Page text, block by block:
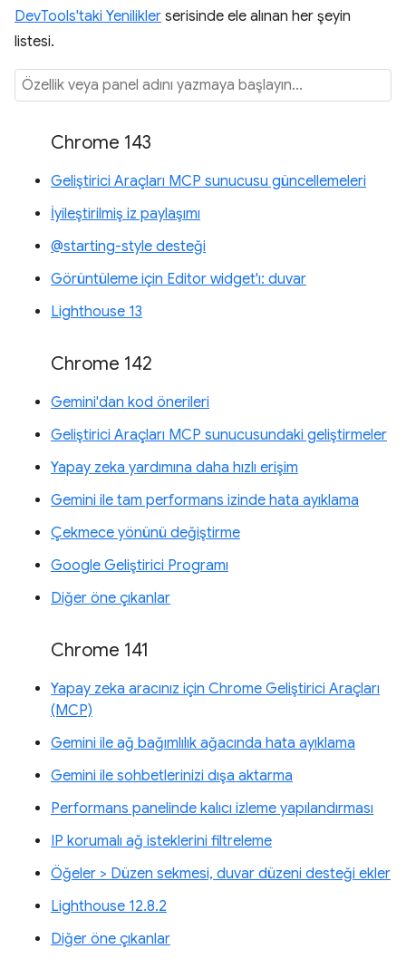
DevTools'taki Yenilikler serisinde ele alınan her şeyin
listesi.
Chrome 143
Geliştirici Araçları MCP sunucusu güncellemeleri
İyileştirilmiş iz paylaşımı
@starting-style desteği
Görüntüleme için Editor widget'ı: duvar
Lighthouse 13
Chrome 142
Gemini'dan kod önerileri
Geliştirici Araçları MCP sunucusundaki geliştirmeler
Yapay zeka yardımına daha hızlı erişim
Gemini ile tam performans izinde hata ayıklama
Çekmece yönünü değiştirme
Google Geliştirici Programı
Diğer öne çıkanlar
Chrome 141
Yapay zeka aracınız için Chrome Geliştirici Araçları
(MCP)
Gemini ile ağ bağımlılık ağacında hata ayıklama
Gemini ile sohbetlerinizi dışa aktarma
Performans panelinde kalıcı izleme yapılandırması
IP korumalı ağ isteklerini filtreleme
Öğeler > Düzen sekmesi, duvar düzeni desteği ekler
Lighthouse 12.8.2
Diğer öne çıkanlar